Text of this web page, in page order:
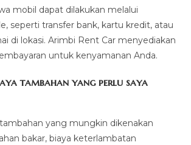
mobil dapat dilakukan melalui
seperti transfer bank, kartu kredit, atau
di lokasi. Arimbi Rent Car menyediakan
untuk kenyamanan Anda.
tambahan yang perlu saya
yang mungkin dikenakan
bakar, biaya keterlambatan